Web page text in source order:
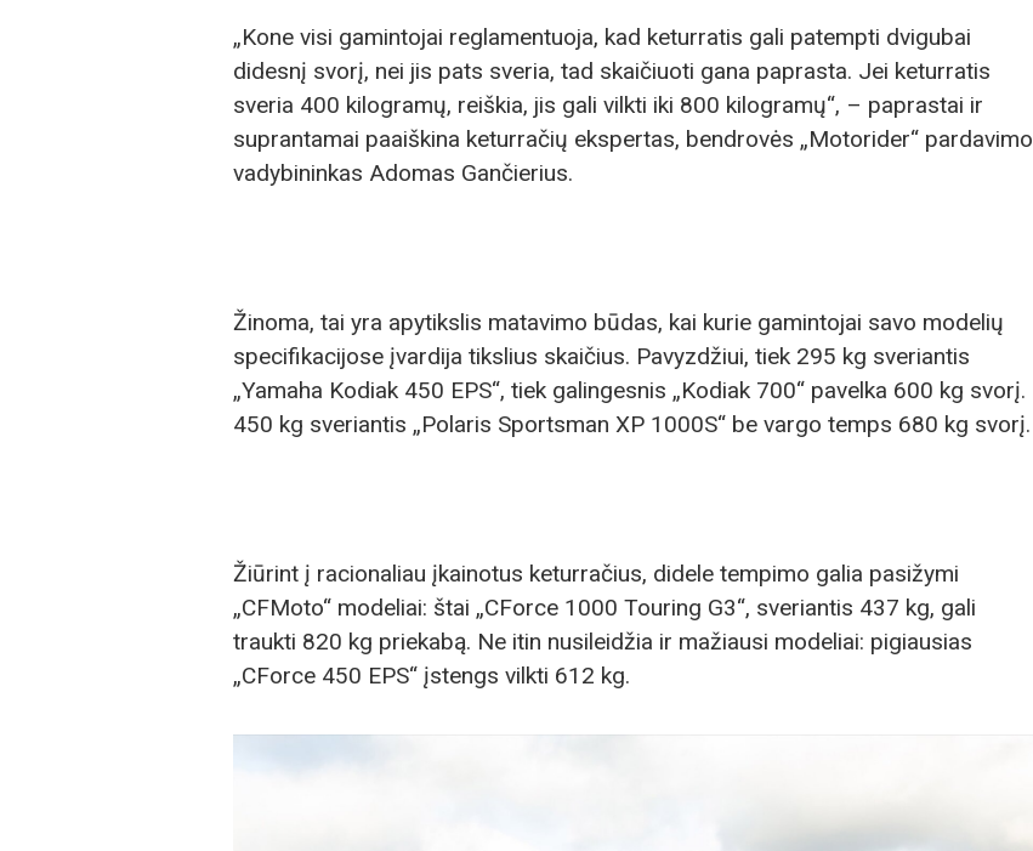
„Kone visi gamintojai reglamentuoja, kad keturratis gali patempti dvigubai
didesnį svorį, nei jis pats sveria, tad skaičiuoti gana paprasta. Jei keturratis
sveria 400 kilogramų, reiškia, jis gali vilkti iki 800 kilogramų“, – paprastai ir
suprantamai paaiškina keturračių ekspertas, bendrovės „Motorider“ pardavimo
vadybininkas Adomas Gančierius.
Žinoma, tai yra apytikslis matavimo būdas, kai kurie gamintojai savo modelių
specifikacijose įvardija tikslius skaičius. Pavyzdžiui, tiek 295 kg sveriantis
„Yamaha Kodiak 450 EPS“, tiek galingesnis „Kodiak 700“ pavelka 600 kg svorį.
450 kg sveriantis „Polaris Sportsman XP 1000S“ be vargo temps 680 kg svorį.
Žiūrint į racionaliau įkainotus keturračius, didele tempimo galia pasižymi
„CFMoto“ modeliai: štai „CForce 1000 Touring G3“, sveriantis 437 kg, gali
traukti 820 kg priekabą. Ne itin nusileidžia ir mažiausi modeliai: pigiausias
„CForce 450 EPS“ įstengs vilkti 612 kg.